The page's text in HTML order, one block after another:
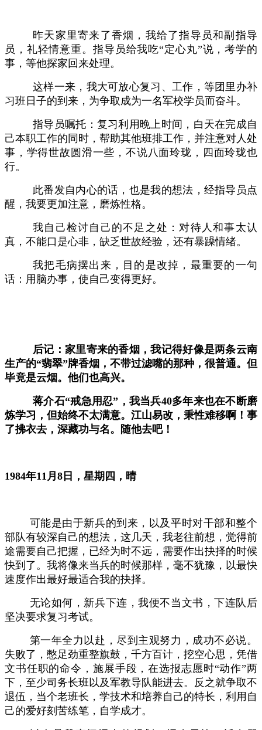
昨天家里寄来了香烟，我给了指导员和副指导
员，礼轻情意重。指导员给我吃“定心丸”说，考学的
事，等他探家回来处理。
这样一来，我大可放心复习、工作，等团里办补
习班日子的到来，为争取成为一名军校学员而奋斗。
指导员嘱托：复习利用晚上时间，白天在完成自
己本职工作的同时，帮助其他班排工作，并注意对人处
事，学得世故圆滑一些，不说八面玲珑，四面玲珑也
行。
此番发自内心的话，也是我的想法，经指导员点
醒，我要更加注意，磨炼性格。
我自己检讨自己的不足之处：对待人和事太认
真，不能口是心非，缺乏世故经验，还有暴躁情绪。
我把毛病摆出来，目的是改掉，最重要的一句
话：用脑办事，使自己变得更好。
后记：家里寄来的香烟，我记得好像是两条云南
生产的“翡翠”牌香烟，不带过滤嘴的那种，很普通。但
毕竟是云烟。他们也高兴。
蒋介石“戒急用忍”，我当兵40多年来也在不断磨
炼学习，但始终不太满意。江山易改，秉性难移啊！事
了拂衣去，深藏功与名。随他去吧！
1984年11月 8日，星期四，晴
可能是由于新兵的到来，以及平时对干部和整个
部队有较深自己的想法，这几天，我老往前想，觉得前
途需要自己把握，已经为时不远，需要作出抉择的时候
快到了。我将像来当兵的时候那样，毫不犹豫，以最快
速度作出最好最适合我的抉择。
无论如何，新兵下连，我便不当文书，下连队后
坚决要求复习考试。
第一年全力以赴，尽到主观努力，成功不必说。
失败了，憋足劲重整旗鼓，千方百计，挖空心思，凭借
文书任职的命令，施展手段，在选报志愿时“动作”两
下，至少司务长班以及军教导队能进去。反之就争取不
退伍，当个老班长，学技术和培养自己的特长，利用自
己的爱好刻苦练笔，自学成才。